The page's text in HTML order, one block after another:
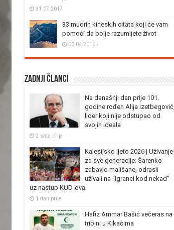
31.07.2017.
33 mudrih kineskih citata koji će vam
pomoći da bolje razumijete život
06.04.2016.
Zadnji članci
Na današnji dan prije 101.
godine rođen Alija Izetbegović,
lider koji nije odstupao od
svojih ideala
2 sata prije
Kalesijsko ljeto 2026 | Uživanje
za sve generacije: Šarenko
zabavio mališane, odrasli
uživali na “Igranci kod nekad”
uz nastup KUD-ova
1 dan prije
Hafiz Ammar Bašić večeras na
tribini u Kikačima